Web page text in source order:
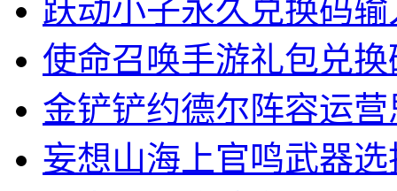
1.17 GB
相关资讯
天涯明月刀最新兑换